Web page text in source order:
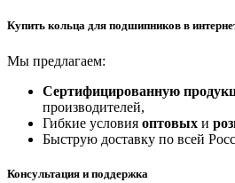
Купить кольца для подшипников в
Мы предлагаем:
Сертифицированную
производителей,
Гибкие условия оптовых и
Быструю доставку по всей
Консультация и поддержка